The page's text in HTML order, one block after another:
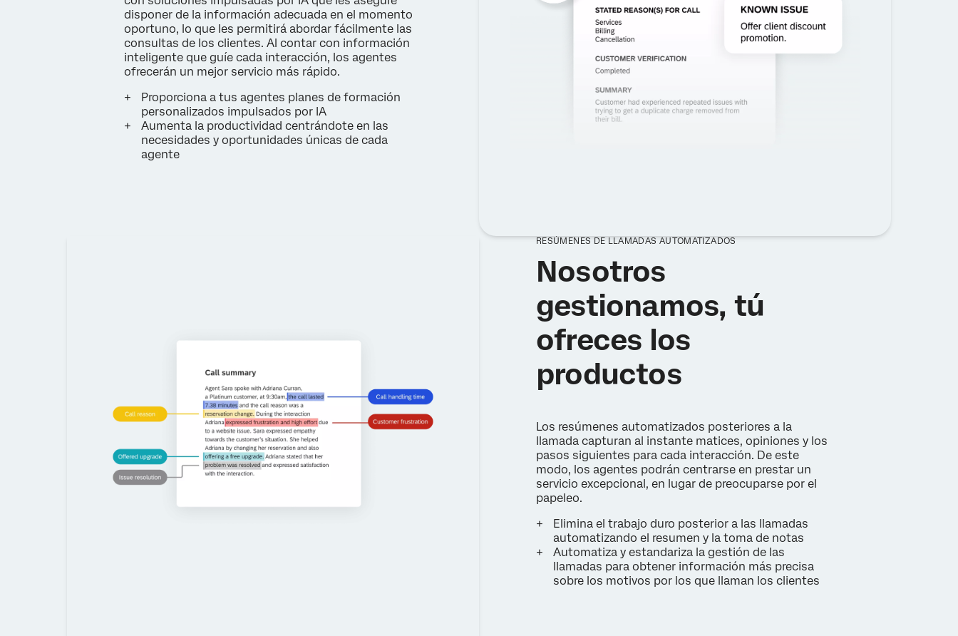
disponer de la información adecuada en el momento
oportuno, lo que les permitirá abordar fácilmente las
consultas de los clientes. Al contar con información
inteligente que guíe cada interacción, los agentes
ofrecerán un mejor servicio más rápido.
Proporciona a tus agentes planes de formación
personalizados impulsados por IA
Aumenta la productividad centrándote en las
necesidades y oportunidades únicas de cada
agente
RESÚMENES DE LLAMADAS AUTOMATIZADOS
Nosotros
gestionamos, tú
ofreces los
productos
Los resúmenes automatizados posteriores a la
llamada capturan al instante matices, opiniones y los
pasos siguientes para cada interacción. De este
modo, los agentes podrán centrarse en prestar un
servicio excepcional, en lugar de preocuparse por el
papeleo.
Elimina el trabajo duro posterior a las llamadas
automatizando el resumen y la toma de notas
Automatiza y estandariza la gestión de las
llamadas para obtener información más precisa
sobre los motivos por los que llaman los clientes